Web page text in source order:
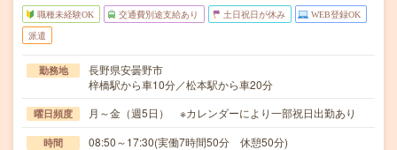
職種未経験OK 交通費別途支給あり 土日祝日が休み WEB登録OK
派遣
勤務地
長野県安曇野市
梓橋駅から車10分／松本駅から車20分
曜日頻度 月～金（週5日） ※カレンダーにより一部祝日出勤あり
時間 08:50～17:30(実働7時間50分 休憩50分)